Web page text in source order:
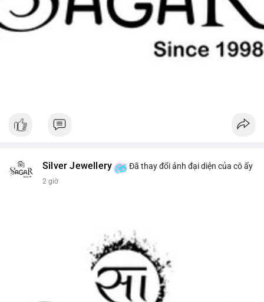
Silver Jewellery Đã thay đổi ảnh đại diện của cô ấy
2 giờ